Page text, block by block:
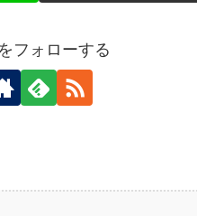
フォローする